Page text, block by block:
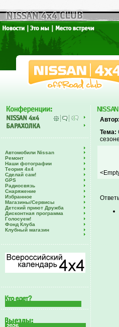
Автомобили Nissan
Ремонт
Наши фотографии
Теория 4х4
Сделай сам!
GPS
Радиосвязь
Снаряжение
Избранное
Магазины/Сервисы
Детский приют Дружба
Дисконтная программа
Голосуем!
Фонд Клуба
Клубный магазин
Автор:
Тема: